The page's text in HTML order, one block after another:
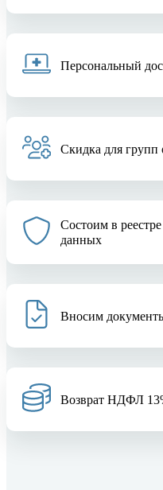
Персональный
Скидка для групп
Состоим в
данных
Вносим
Возврат НДФЛ